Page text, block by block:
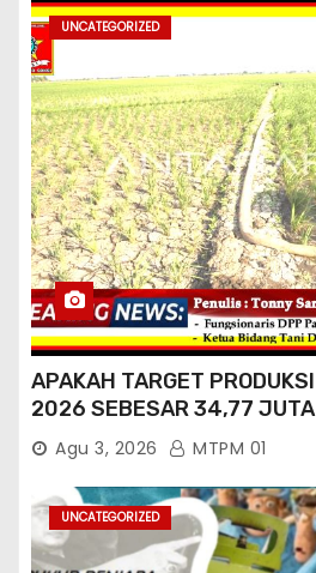
UNCATEGORIZED
APAKAH TARGET
2026 SEBESAR 34,77 JUTA
TERCAPAI ?
Agu 3, 2026 MTPM 01
UNCATEGORIZED